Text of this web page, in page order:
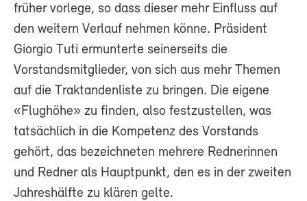
früher vorlege, so dass dieser mehr Einfluss auf
den weitern Verlauf nehmen könne. Präsident
Giorgio Tuti ermunterte seinerseits die
Vorstandsmitglieder, von sich aus mehr Themen
auf die Traktandenliste zu bringen. Die eigene
«Flughöhe» zu finden, also festzustellen, was
tatsächlich in die Kompetenz des Vorstands
gehört, das bezeichneten mehrere Rednerinnen
und Redner als Hauptpunkt, den es in der zweiten
Jahreshälfte zu klären gelte.